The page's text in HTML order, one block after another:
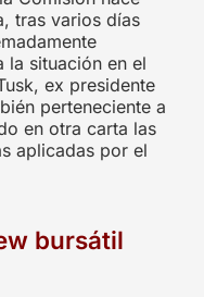
tras varios días
la situación en el
ex presidente
perteneciente a
en otra carta las
aplicadas por el
bursátil